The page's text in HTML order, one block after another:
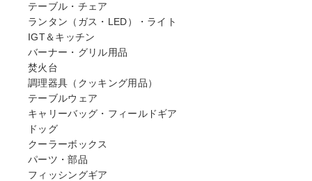
テーブル・チェア
ランタン（ガス・LED）・ライト
IGT＆キッチン
バーナー・グリル用品
焚火台
調理器具（クッキング用品）
テーブルウェア
キャリーバッグ・フィールドギア
ドッグ
クーラーボックス
パーツ・部品
フィッシングギア